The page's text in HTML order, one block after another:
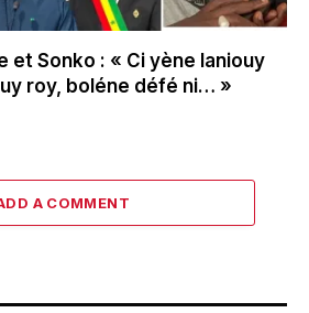
et Sonko : « Ci yène laniouy
roy, boléne défé ni… »
A COMMENT